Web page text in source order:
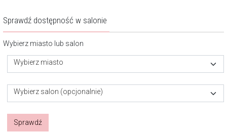
Sprawdź dostępność w salonie
Wybierz miasto lub salon
Wybierz miasto
Wybierz salon (opcjonalnie)
Sprawdź